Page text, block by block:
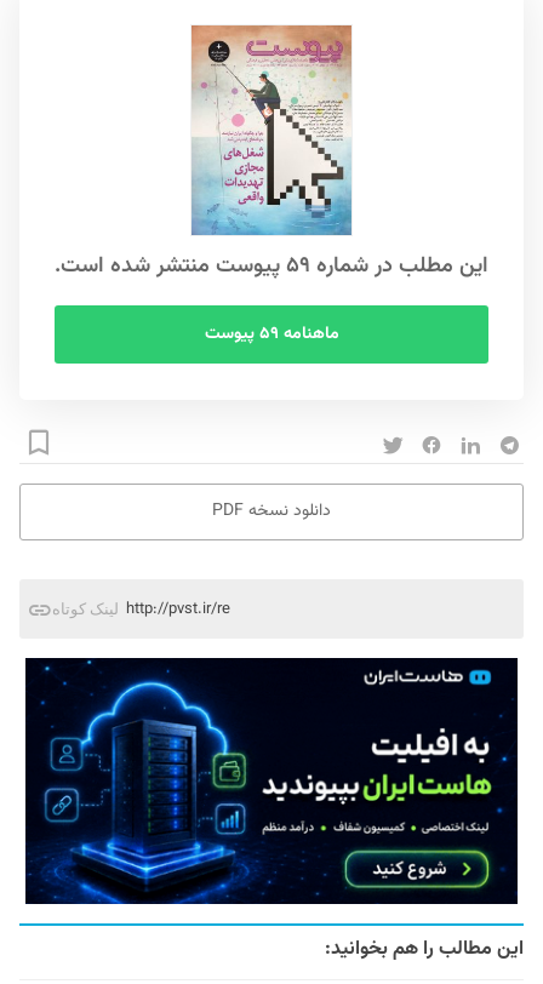
این مطلب در شماره ۵۹ پیوست منتشر شده است.
ماهنامه ۵۹ پیوست
دانلود نسخه PDF
لینک کوتاه http://pvst.ir/re
این مطالب را هم بخوانید: